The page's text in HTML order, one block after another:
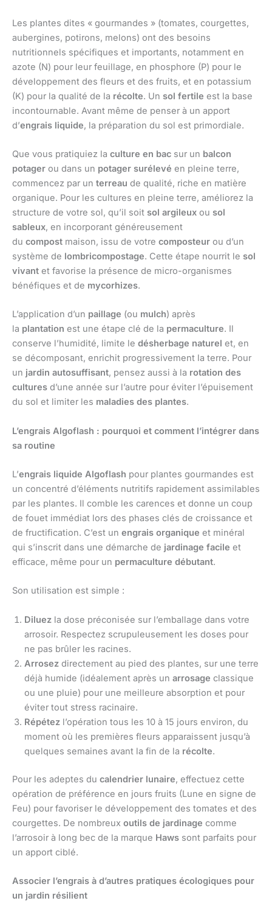
Les plantes dites « gourmandes » (tomates, courgettes,
aubergines, potirons, melons) ont des besoins
nutritionnels spécifiques et importants, notamment en
azote (N) pour leur feuillage, en phosphore (P) pour le
développement des fleurs et des fruits, et en potassium
(K) pour la qualité de la récolte. Un sol fertile est la base
incontournable. Avant même de penser à un apport
d’engrais liquide, la préparation du sol est primordiale.
Que vous pratiquiez la culture en bac sur un balcon
potager ou dans un potager surélevé en pleine terre,
commencez par un terreau de qualité, riche en matière
organique. Pour les cultures en pleine terre, améliorez la
structure de votre sol, qu’il soit sol argileux ou sol
sableux, en incorporant généreusement
du compost maison, issu de votre composteur ou d’un
système de lombricompostage. Cette étape nourrit le sol
vivant et favorise la présence de micro-organismes
bénéfiques et de mycorhizes.
L’application d’un paillage (ou mulch) après
la plantation est une étape clé de la permaculture. Il
conserve l’humidité, limite le désherbage naturel et, en
se décomposant, enrichit progressivement la terre. Pour
un jardin autosuffisant, pensez aussi à la rotation des
cultures d’une année sur l’autre pour éviter l’épuisement
du sol et limiter les maladies des plantes.
L’engrais Algoflash : pourquoi et comment l’intégrer dans
sa routine
L’engrais liquide Algoflash pour plantes gourmandes est
un concentré d’éléments nutritifs rapidement assimilables
par les plantes. Il comble les carences et donne un coup
de fouet immédiat lors des phases clés de croissance et
de fructification. C’est un engrais organique et minéral
qui s’inscrit dans une démarche de jardinage facile et
efficace, même pour un permaculture débutant.
Son utilisation est simple :
Diluez la dose préconisée sur l’emballage dans votre
arrosoir. Respectez scrupuleusement les doses pour
ne pas brûler les racines.
Arrosez directement au pied des plantes, sur une terre
déjà humide (idéalement après un arrosage classique
ou une pluie) pour une meilleure absorption et pour
éviter tout stress racinaire.
Répétez l’opération tous les 10 à 15 jours environ, du
moment où les premières fleurs apparaissent jusqu’à
quelques semaines avant la fin de la récolte.
Pour les adeptes du calendrier lunaire, effectuez cette
opération de préférence en jours fruits (Lune en signe de
Feu) pour favoriser le développement des tomates et des
courgettes. De nombreux outils de jardinage comme
l’arrosoir à long bec de la marque Haws sont parfaits pour
un apport ciblé.
Associer l’engrais à d’autres pratiques écologiques pour
un jardin résilient